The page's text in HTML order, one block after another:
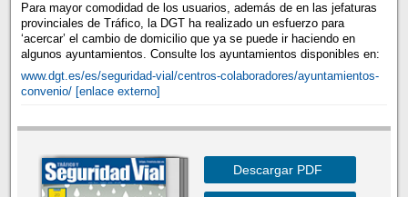
Para mayor comodidad de los usuarios, además de en las jefaturas
provinciales de Tráfico, la DGT ha realizado un esfuerzo para
‘acercar’ el cambio de domicilio que ya se puede ir haciendo en
algunos ayuntamientos. Consulte los ayuntamientos disponibles en:
www.dgt.es/es/seguridad-vial/centros-colaboradores/ayuntamientos-
convenio/ [enlace externo]
Descargar PDF